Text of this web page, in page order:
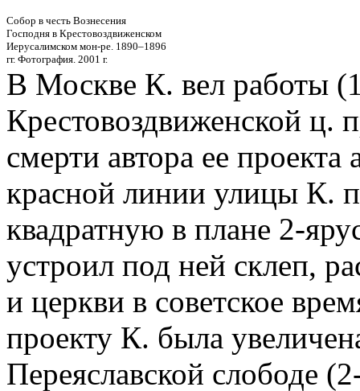
Собор в честь Вознесения
Господня в Крестовоздвиженском
Иерусалимском мон-ре. 1890–1896
гг. Фотография. 2001 г.
В Москве К. вел работы
Крестовоздвиженской ц.
смерти автора ее
красной линии улицы К.
квадратную в плане 2-
устроил под ней склеп,
и церкви в советское
проекту К. была
Переяславской слободе